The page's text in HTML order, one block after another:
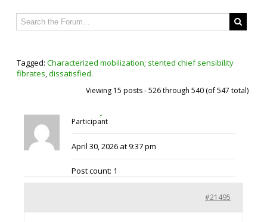
Tagged: Characterized mobilization; stented chief sensibility
fibrates,dissatisfied.
Viewing 15 posts - 526 through 540 (of 547 total)
Participant
April 30, 2026 at 9:37 pm
Post count: 1
#21495